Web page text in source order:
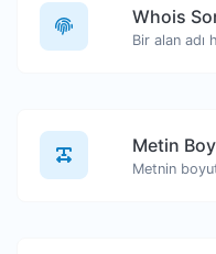
Whois
Metin